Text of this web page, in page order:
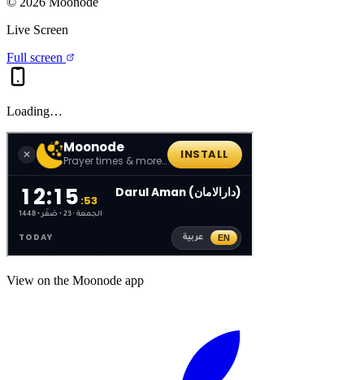
Live Screen
Full screen
Loading…
View on the Moonode app